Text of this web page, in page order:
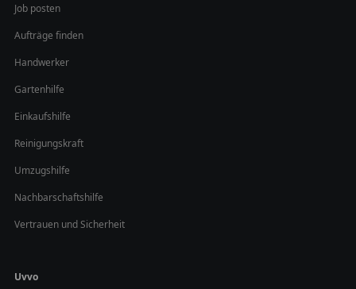
Job posten
Aufträge finden
Handwerker
Gartenhilfe
Einkaufshilfe
Reinigungskraft
Umzugshilfe
Nachbarschaftshilfe
Vertrauen und Sicherheit
Uvvo